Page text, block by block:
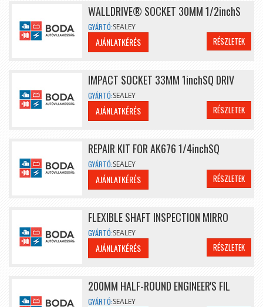
WALLDRIVE® SOCKET 30MM 1/2inchS
GYÁRTÓ:SEALEY
AJÁNLATKÉRÉS RÉSZLETEK
IMPACT SOCKET 33MM 1inchSQ DRIV
GYÁRTÓ:SEALEY
AJÁNLATKÉRÉS RÉSZLETEK
REPAIR KIT FOR AK676 1/4inchSQ
GYÁRTÓ:SEALEY
AJÁNLATKÉRÉS RÉSZLETEK
FLEXIBLE SHAFT INSPECTION MIRRO
GYÁRTÓ:SEALEY
AJÁNLATKÉRÉS RÉSZLETEK
200MM HALF-ROUND ENGINEER'S FIL
GYÁRTÓ:SEALEY